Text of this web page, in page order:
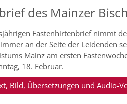
des Mainzer
Fastenhirtenbrief nimmt
an der Seite der Leidenden
Mainz am ersten
18. Februar.
Bild, Übersetzungen und Audio-